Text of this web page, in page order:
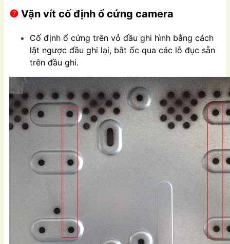
❼ Vặn vít cố định ổ cứng camera
Cố định ổ cứng trên vỏ đầu ghi hình bằng cách
lật ngược đầu ghi lại, bắt ốc qua các lỗ đục sẵn
trên đầu ghi.